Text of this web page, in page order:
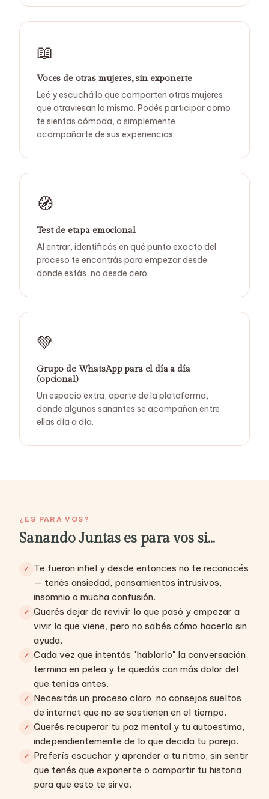
📖
Voces de otras mujeres, sin exponerte
Leé y escuchá lo que comparten otras mujeres
que atraviesan lo mismo. Podés participar como
te sientas cómoda, o simplemente
acompañarte de sus experiencias.
🧭
Test de etapa emocional
Al entrar, identificás en qué punto exacto del
proceso te encontrás para empezar desde
donde estás, no desde cero.
💚
Grupo de WhatsApp para el día a día
(opcional)
Un espacio extra, aparte de la plataforma,
donde algunas sanantes se acompañan entre
ellas día a día.
¿ES PARA VOS?
Sanando Juntas es para vos si…
Te fueron infiel y desde entonces no te reconocés
— tenés ansiedad, pensamientos intrusivos,
insomnio o mucha confusión.
Querés dejar de revivir lo que pasó y empezar a
vivir lo que viene, pero no sabés cómo hacerlo sin
ayuda.
Cada vez que intentás "hablarlo" la conversación
termina en pelea y te quedás con más dolor del
que tenías antes.
Necesitás un proceso claro, no consejos sueltos
de internet que no se sostienen en el tiempo.
Querés recuperar tu paz mental y tu autoestima,
independientemente de lo que decida tu pareja.
Preferís escuchar y aprender a tu ritmo, sin sentir
que tenés que exponerte o compartir tu historia
para que esto te sirva.